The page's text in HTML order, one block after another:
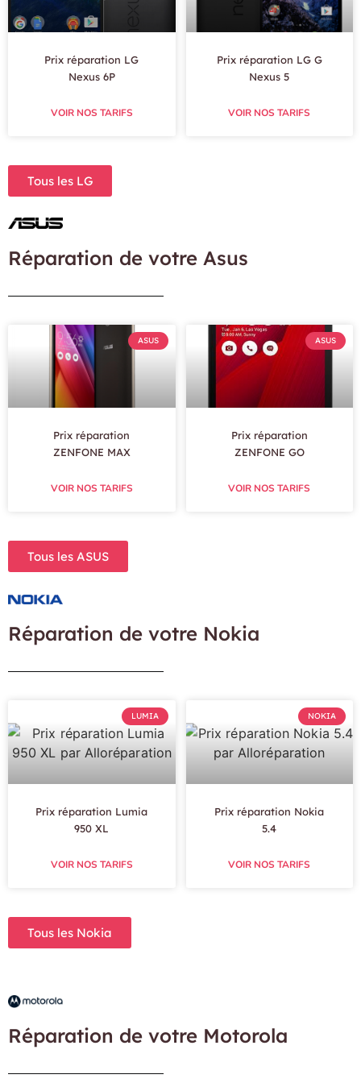
Prix réparation LG
Nexus 6P
VOIR NOS TARIFS
Prix réparation LG G
Nexus 5
VOIR NOS TARIFS
Tous les LG
Réparation de votre Asus
ASUS
Prix réparation
ZENFONE MAX
VOIR NOS TARIFS
ASUS
Prix réparation
ZENFONE GO
VOIR NOS TARIFS
Tous les ASUS
Réparation de votre Nokia
LUMIA
Prix réparation Lumia
950 XL
VOIR NOS TARIFS
NOKIA
Prix réparation Nokia
5.4
VOIR NOS TARIFS
Tous les Nokia
Réparation de votre Motorola